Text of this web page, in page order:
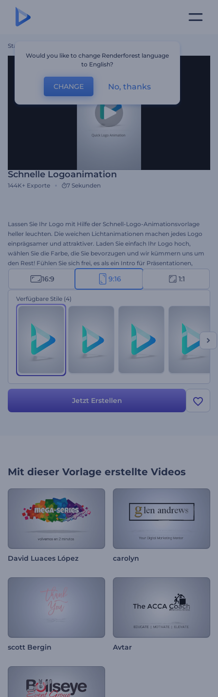
Startseite
Schnelle Logoanimation
144K+ Exporte 7 Sekunden
Lassen Sie Ihr Logo mit Hilfe der Schnell-Logo-Animationsvorlage
heller leuchten. Die weichen Lichtanimationen machen jedes Logo
einprägsamer und attraktiver. Laden Sie einfach Ihr Logo hoch,
wählen Sie die Farbe, die Sie bevorzugen und wir kümmern uns um
den Rest! Fühlen Sie sich frei, es als ein Intro für Präsentationen,
Firmeneinführungen, YouTube-Kanäle und mehr zu verwenden.
Die Vorlage ist in vier Versionen erhältlich. Nur zu: erstellen,
inspirieren, exportieren!
16:9 9:16 1:1
Verfügbare Stile (4)
Jetzt Erstellen
Mit dieser Vorlage erstellte Videos
David Luaces López carolyn
scott Bergin Avtar
Would you like to change Renderforest language
to English?
CHANGE No, thanks